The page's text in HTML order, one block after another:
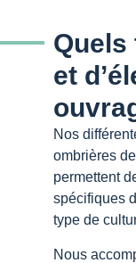
Quels
et
Nos
ombrières
permettent
spécifiques
type de
Nous